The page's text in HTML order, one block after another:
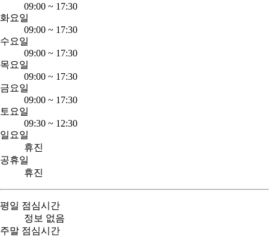
09:00 ~ 17:30
화요일
09:00 ~ 17:30
수요일
09:00 ~ 17:30
목요일
09:00 ~ 17:30
금요일
09:00 ~ 17:30
토요일
09:30 ~ 12:30
일요일
휴진
공휴일
휴진
평일 점심시간
정보 없음
주말 점심시간